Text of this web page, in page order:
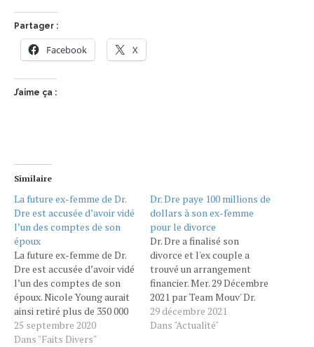
Partager :
Facebook X
J’aime ça :
Similaire
La future ex-femme de Dr.
Dre est accusée d’avoir vidé
l’un des comptes de son
époux
La future ex-femme de Dr.
Dre est accusée d’avoir vidé
l’un des comptes de son
époux. Nicole Young aurait
ainsi retiré plus de 350 000
dollars sans avertir le
principal intéressé. Un
25 septembre 2020
Dans "Faits Divers"
Dr. Dre paye 100 millions de
dollars à son ex-femme
pour le divorce
Dr. Dre a finalisé son
divorce et l'ex couple a
trouvé un arrangement
financier. Mer. 29 Décembre
2021 par Team Mouv' Dr.
Dre a finalisé son divorce
avec son ex-femme Nicole
29 décembre 2021
Dans "Actualité"